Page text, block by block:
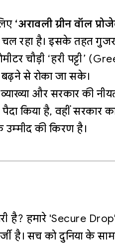
‘अरावली ग्रीन वॉल
रहा है। इसके तहत
चौड़ी ‘हरी पट्टी’
बढ़ने से रोका जा सके।
और सरकार की
किया है, वहीं सरकार
उम्मीद की किरण है।
है? हमारे 'Secure
है। सच को दुनिया के